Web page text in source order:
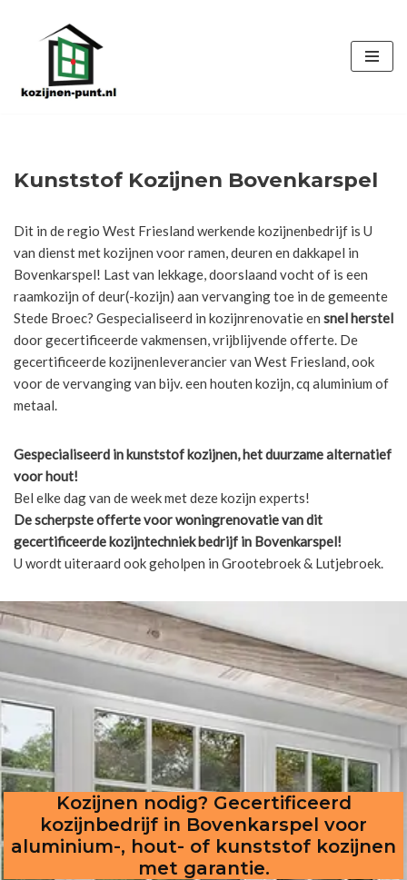
de
Kunststof Kozijnen Bovenkarspel
Dit in de regio West Friesland werkende kozijnenbedrijf is U
van dienst met kozijnen voor ramen, deuren en dakkapel in
Bovenkarspel! Last van lekkage, doorslaand vocht of is een
raamkozijn of deur(-kozijn) aan vervanging toe in de gemeente
Stede Broec? Gespecialiseerd in kozijnrenovatie en snel herstel
door gecertificeerde vakmensen, vrijblijvende offerte. De
gecertificeerde kozijnenleverancier van West Friesland, ook
voor de vervanging van bijv. een houten kozijn, cq aluminium of
metaal.
Gespecialiseerd in kunststof kozijnen, het duurzame alternatief
voor hout!
Bel elke dag van de week met deze kozijn experts!
De scherpsteofferte voor woningrenovatie van dit
gecertificeerde kozijntechniek bedrijf in Bovenkarspel!
U wordt uiteraard ook geholpen in Grootebroek & Lutjebroek.
Kozijnen nodig? Gecertificeerd
kozijnbedrijf in Bovenkarspel voor
aluminium-, hout- of kunststof kozijnen
met garantie.